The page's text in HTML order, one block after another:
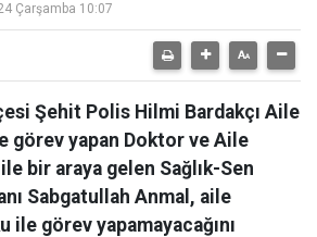
Çarşamba 10:07
Şehit Polis Hilmi Bardakçı Aile
görev yapan Doktor ve Aile
ile bir araya gelen Sağlık-Sen
Sabgatullah Anmal, aile
ile görev yapamayacağını